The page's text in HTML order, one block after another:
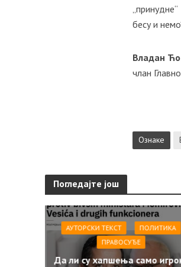
бесу и
Владан
члан
Ознаке
Погледајте још
АУТОРСКИ ТЕКСТ
ПОЛИТИКА
ПРАВОСУЂЕ
Да ли су хапшења само